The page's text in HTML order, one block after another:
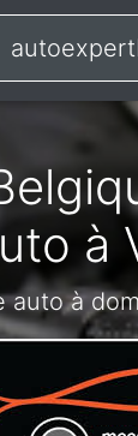
à
auto à